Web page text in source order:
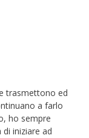
trasmettono ed
a farlo
ho sempre
iniziare ad